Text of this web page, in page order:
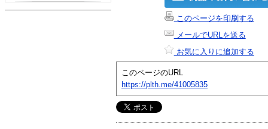
このページを印刷する
メールでURLを送る
お気に入りに追加する
このページのURL
https://plth.me/41005835